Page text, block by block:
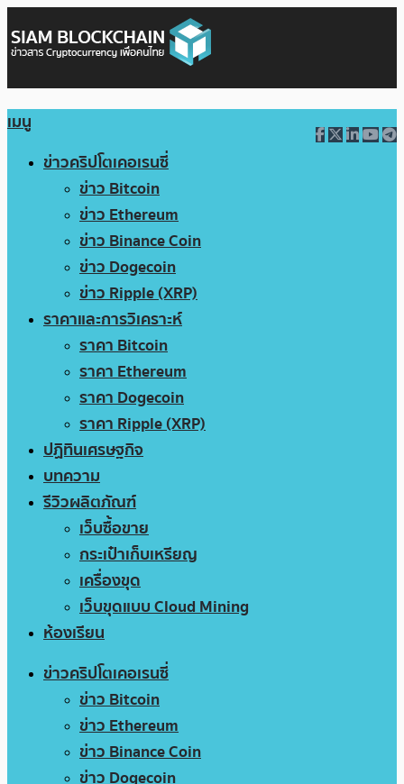
เมนู
ข่าวคริปโตเคอเรนซี่
ข่าว Bitcoin
ข่าว Ethereum
ข่าว Binance Coin
ข่าว Dogecoin
ข่าว Ripple (XRP)
ราคาและการวิเคราะห์
ราคา Bitcoin
ราคา Ethereum
ราคา Dogecoin
ราคา Ripple (XRP)
ปฏิทินเศรษฐกิจ
บทความ
รีวิวผลิตภัณฑ์
เว็บซื้อขาย
กระเป๋าเก็บเหรียญ
เครื่องขุด
เว็บขุดแบบ Cloud Mining
ห้องเรียน
ข่าวคริปโตเคอเรนซี่
ข่าว Bitcoin
ข่าว Ethereum
ข่าว Binance Coin
ข่าว Dogecoin